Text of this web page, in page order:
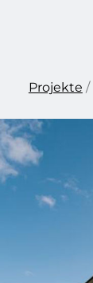
Projekte /